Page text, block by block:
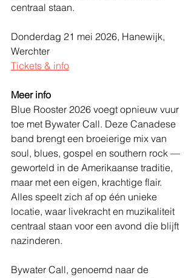
centraal staan.
Donderdag 21 mei 2026, Hanewijk,
Werchter
Tickets & info
Meer info
Blue Rooster 2026 voegt opnieuw vuur
toe met Bywater Call. Deze Canadese
band brengt een broeierige mix van
soul, blues, gospel en southern rock —
geworteld in de Amerikaanse traditie,
maar met een eigen, krachtige flair.
Alles speelt zich af op één unieke
locatie, waar livekracht en muzikaliteit
centraal staan voor een avond die blijft
nazinderen.
Bywater Call, genoemd naar de